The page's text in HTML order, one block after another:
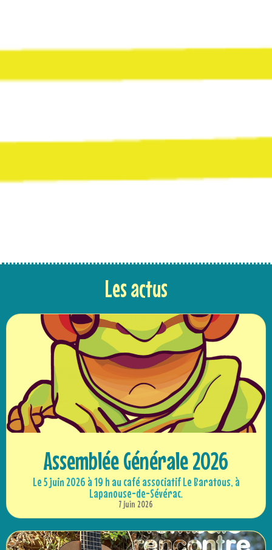
Les actus
Assemblée Générale 2026
Le 5 juin 2026 à 19 h au café associatif Le Baratous, à
Lapanouse-de-Sévérac.
7 juin 2026